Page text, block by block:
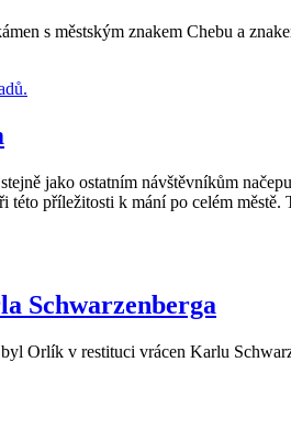
s městským znakem Chebu a
jako ostatním návštěvníkům
příležitosti k mání po celém městě.
Schwarzenberga
Orlík v restituci vrácen Karlu